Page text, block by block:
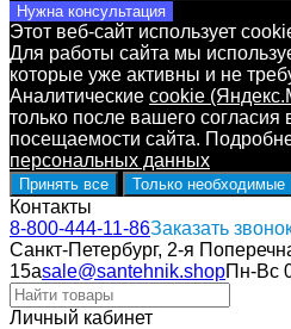
Нужна консультация
Этот веб-сайт использует
Для работы сайта мы
которые уже активны и не
Аналитические cookie
только после вашего согласия
посещаемости сайта.
персональных данных
Принять все Только необходимые
Контакты
8-800-444-11-86Заказать
Санкт-Петербург, 2-я
15аsale@santehnik.shopПн-Вс
Личный кабинет